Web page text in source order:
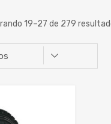
19–27 de 279